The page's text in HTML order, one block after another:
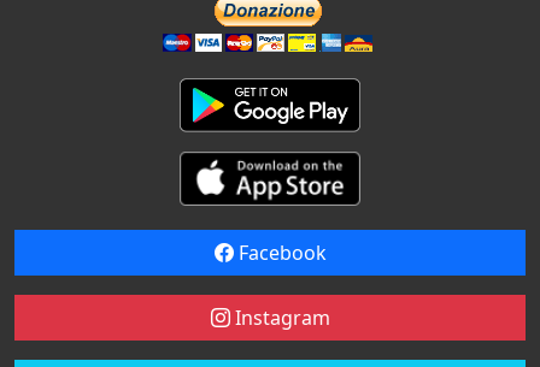
Facebook
Instagram